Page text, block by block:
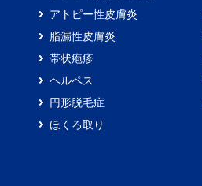
アトピー性皮膚炎
脂漏性皮膚炎
帯状疱疹
ヘルペス
円形脱毛症
ほくろ取り